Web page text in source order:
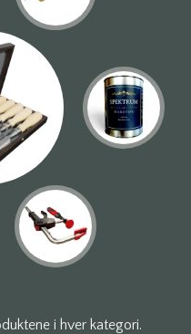
i hver kategori.